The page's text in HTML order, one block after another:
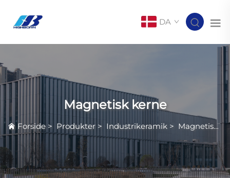
DA
Magnetisk kerne
Forside > Produkter > Industrikeramik > Magnetisk kerne